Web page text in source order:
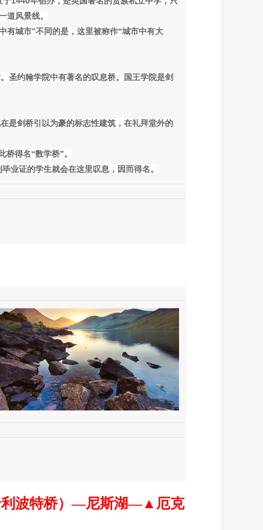
道风景线。
有城市”不同的是，这里被称作“城市中有大
圣约翰学院中有著名的叹息桥。国王学院是剑
是剑桥引以为豪的标志性建筑，在礼拜堂外的
得名“数学桥”。
业证的学生就会在这里叹息，因而得名。
利波特桥）—尼斯湖—▲厄克